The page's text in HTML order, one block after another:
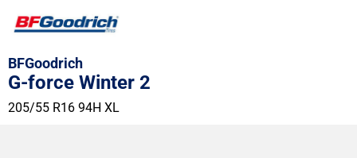
BFGoodrich
G-force Winter 2
205/55 R16 94H XL